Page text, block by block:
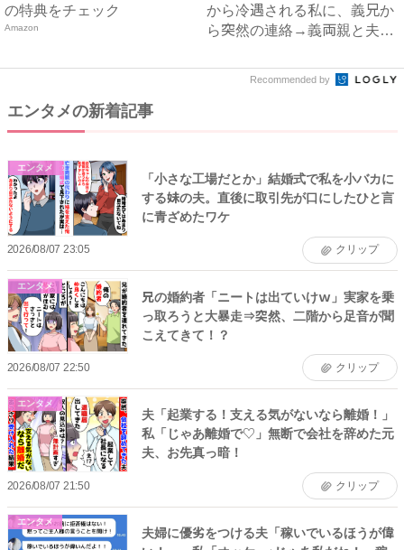
の特典をチェック
Amazon
から冷遇される私に、義兄か
ら突然の連絡→義両親と夫が
Recommended by
エンタメの新着記事
エンタメ
「小さな工場だとか」結婚式で私を小バカに
する妹の夫。直後に取引先が口にしたひと言
に青ざめたワケ
2026/08/07 23:05 クリップ
エンタメ
兄の婚約者「ニートは出ていけｗ」実家を乗
っ取ろうと大暴走⇒突然、二階から足音が聞
こえてきて！？
2026/08/07 22:50 クリップ
エンタメ
夫「起業する！支える気がないなら離婚！」
私「じゃあ離婚で♡」無断で会社を辞めた元
夫、お先真っ暗！
2026/08/07 21:50 クリップ
エンタメ
夫婦に優劣をつける夫「稼いでいるほうが偉